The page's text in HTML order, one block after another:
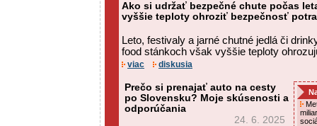
Ako si udržať bezpečné chute počas
vyššie teploty ohroziť bezpečnosť
Leto, festivaly a jarné chutné jedlá či
food stánkoch však vyššie teploty
viac diskusia
Prečo si prenajať auto na cesty
po Slovensku? Moje skúsenosti a
odporúčania
24. 6. 2025